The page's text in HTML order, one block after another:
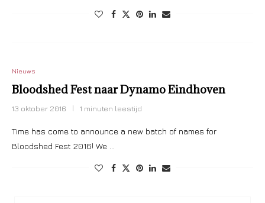
Nieuws
Bloodshed Fest naar Dynamo Eindhoven
13 oktober 2016 1 minuten leestijd
Time has come to announce a new batch of names for
Bloodshed Fest 2016! We …